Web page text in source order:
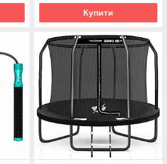
Купити